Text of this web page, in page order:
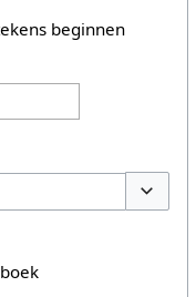
beginnen